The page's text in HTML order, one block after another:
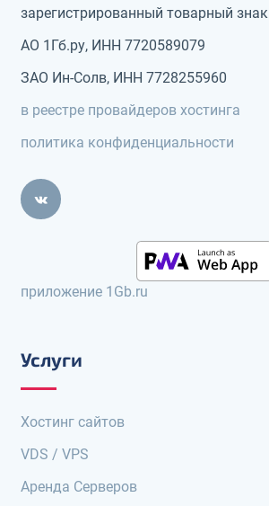
зарегистрированный товарный знак
АО 1Гб.ру, ИНН 7720589079
ЗАО Ин-Солв, ИНН 7728255960
в реестре провайдеров хостинга
политика конфиденциальности
приложение 1Gb.ru
Услуги
Хостинг сайтов
VDS / VPS
Аренда Серверов